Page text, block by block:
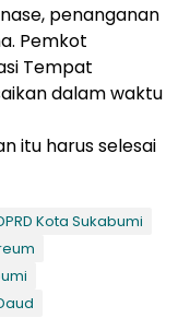
penanganan
Pemkot
Tempat
dalam waktu
itu harus selesai
Kota Sukabumi